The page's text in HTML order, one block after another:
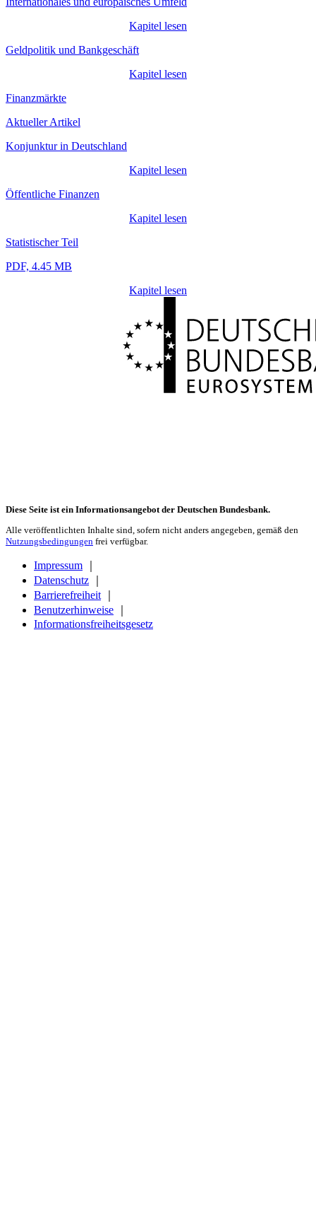
Kapitel lesen
Geldpolitik und Bankgeschäft
Kapitel lesen
Finanzmärkte
Aktueller Artikel
Konjunktur in Deutschland
Kapitel lesen
Öffentliche Finanzen
Kapitel lesen
Statistischer Teil
PDF, 4.45 MB
Kapitel lesen
Diese Seite ist ein Informationsangebot der Deutschen Bundesbank.
Alle veröffentlichten Inhalte sind, sofern nicht anders angegeben, gemäß den
Nutzungsbedingungen frei verfügbar.
Impressum
Datenschutz
Barrierefreiheit
Benutzerhinweise
Informationsfreiheitsgesetz